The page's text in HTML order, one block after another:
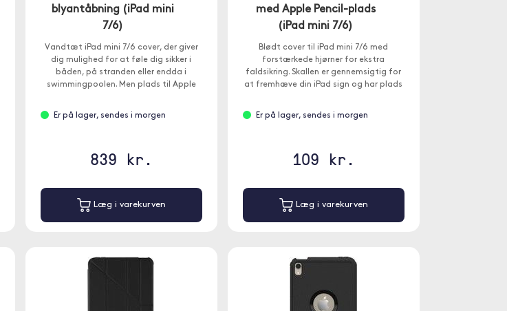
blyantåbning (iPad mini
7/6)
Vandtæt iPad mini 7/6 cover, der giver
dig mulighed for at føle dig sikker i
båden, på stranden eller endda i
swimmingpoolen. Men plads til Apple
Er på lager, sendes i morgen
839 kr.
Læg i varekurven
med Apple Pencil-plads
(iPad mini 7/6)
Blødt cover til iPad mini 7/6 med
forstærkede hjørner for ekstra
faldsikring. Skallen er gennemsigtig for
at fremhæve din iPad sign og har plads
Er på lager, sendes i morgen
109 kr.
Læg i varekurven